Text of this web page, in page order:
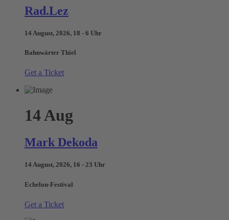
Rad.Lez
14 August, 2026, 18 - 6 Uhr
Bahnwärter Thiel
Get a Ticket
14Aug
Mark Dekoda
14 August, 2026, 16 - 23 Uhr
Echelon-Festival
Get a Ticket